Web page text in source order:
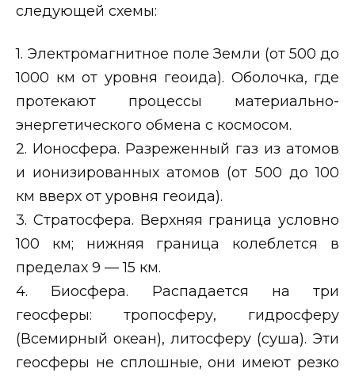
следующей схемы:
1. Электромагнитное поле Земли (от 500 до
1000 км от уровня геоида). Оболочка, где
протекают процессы материально-
энергетического обмена с космосом.
2. Ионосфера. Разреженный газ из атомов
и ионизированных атомов (от 500 до 100
км вверх от уровня геоида).
3. Стратосфера. Верхняя граница условно
100 км; нижняя граница колеблется в
пределах 9 — 15 км.
4. Биосфера. Распадается на три
геосферы: тропосферу, гидросферу
(Всемирный океан), литосферу (суша). Эти
геосферы не сплошные, они имеют резко